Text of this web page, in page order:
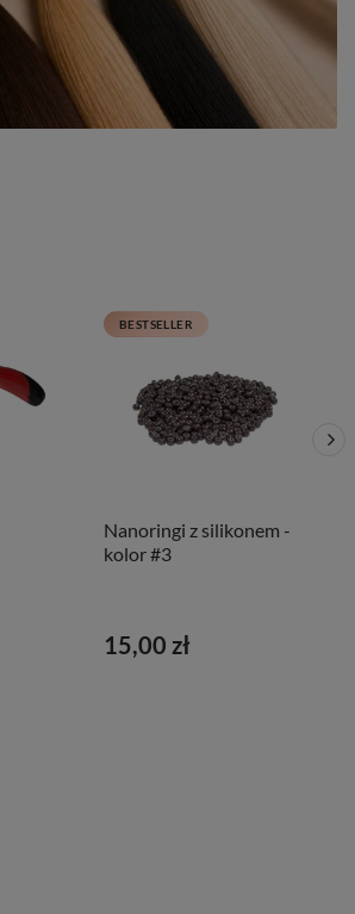
BESTSELLER
Nanoringi z silikonem -
kolor #3
15,00 zł